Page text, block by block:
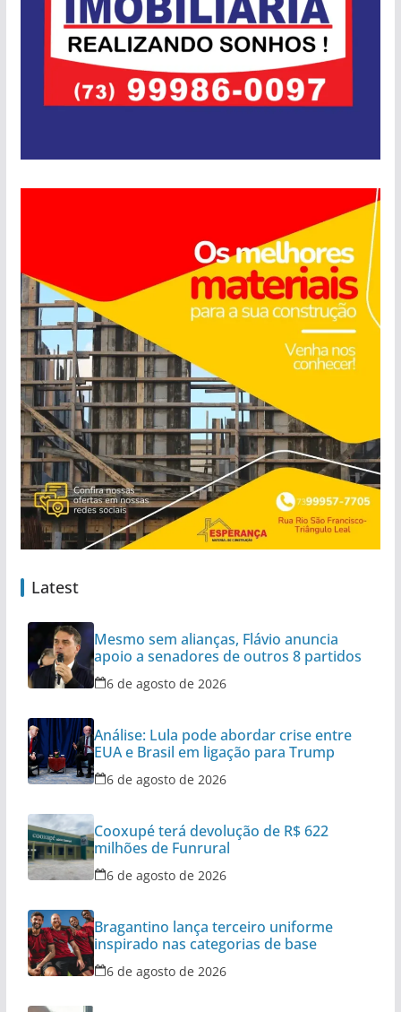
Latest
Mesmo sem alianças, Flávio anuncia
apoio a senadores de outros 8 partidos
6 de agosto de 2026
Análise: Lula pode abordar crise entre
EUA e Brasil em ligação para Trump
6 de agosto de 2026
Cooxupé terá devolução de R$ 622
milhões de Funrural
6 de agosto de 2026
Bragantino lança terceiro uniforme
inspirado nas categorias de base
6 de agosto de 2026